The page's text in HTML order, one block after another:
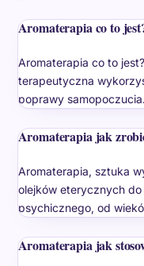
Aromaterapia co to
Aromaterapia co to
terapeutyczna
poprawy
Aromaterapia jak
Aromaterapia, sztuka
olejków eterycznych
psychicznego, od
Aromaterapia jak